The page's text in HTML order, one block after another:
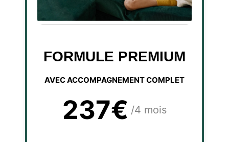
FORMULE PREMIUM
AVEC ACCOMPAGNEMENT COMPLET
237€ /4 mois